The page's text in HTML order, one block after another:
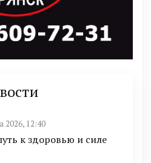
2026, 12:40
к здоровью и силе